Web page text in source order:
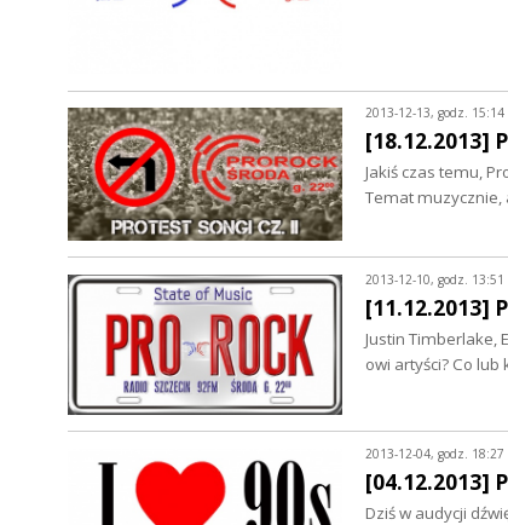
2013-12-13, godz. 15:14
[18.12.2013]
Jakiś czas temu,
Temat
2013-12-10, godz. 13:51
[11.12.2013]
Justin Timberlake,
owi artyści? Co lub
2013-12-04, godz. 18:27
[04.12.2013]
Dziś w audycji